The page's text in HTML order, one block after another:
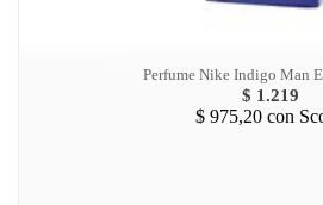
Perfume Nike Indigo Man
$ 1.219
$ 975,20 con